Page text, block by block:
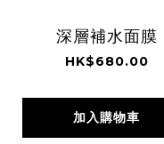
深層補水面膜
HK$680.00
加入購物車